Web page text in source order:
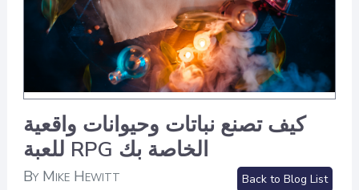
كيف تصنع نباتات وحيوانات واقعية
للعبة RPG الخاصة بك
By Mike Hewitt
Back to Blog List